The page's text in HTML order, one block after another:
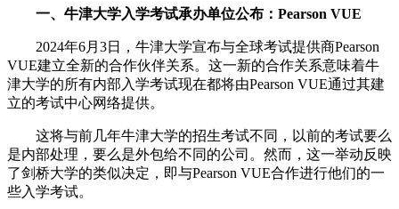
一、牛津大学入学考试承办单位公布：Pearson VUE
2024年6月3日，牛津大学宣布与全球考试提供商Pearson
VUE建立全新的合作伙伴关系。这一新的合作关系意味着牛
津大学的所有内部入学考试现在都将由Pearson VUE通过其建
立的考试中心网络提供。
这将与前几年牛津大学的招生考试不同，以前的考试要么
是内部处理，要么是外包给不同的公司。然而，这一举动反映
了剑桥大学的类似决定，即与Pearson VUE合作进行他们的一
些入学考试。